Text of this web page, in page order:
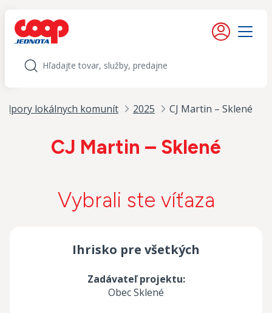
Moje konto
Menu
Hľadať
lokálnych komunít 2025 CJ Martin – Sklené
CJ Martin – Sklené
Vybrali ste víťaza
Ihrisko pre všetkých
Zadávateľ projektu:
Obec Sklené